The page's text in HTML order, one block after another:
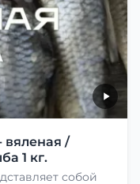
вяленая /
1 кг.
собой